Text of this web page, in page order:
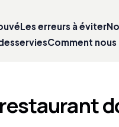
Les erreurs à éviter
Comment